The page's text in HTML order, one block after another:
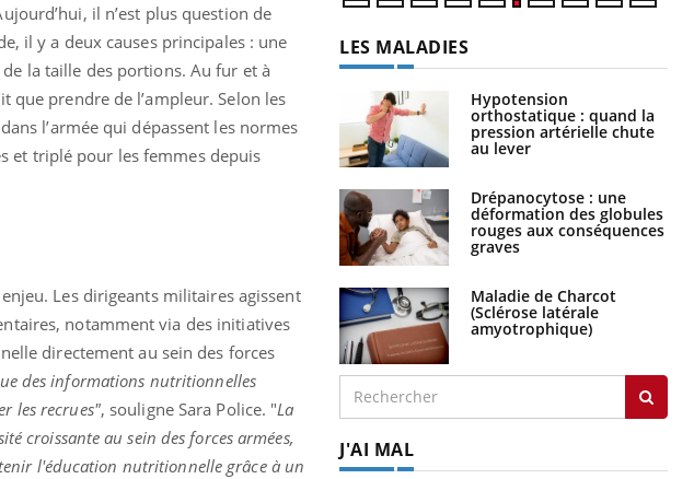
il n’est plus question de
il y a deux causes principales : une
la taille des portions. Au fur et à
que prendre de l’ampleur. Selon les
l’armée qui dépassent les normes
et triplé pour les femmes depuis
Les dirigeants militaires agissent
notamment via des initiatives
directement au sein des forces
des informations nutritionnelles
les recrues", souligne Sara Police. "La
croissante au sein des forces armées,
l'éducation nutritionnelle grâce à un
LES MALADIES
Hypotension
orthostatique : quand la
pression artérielle chute
au lever
Drépanocytose : une
déformation des globules
rouges aux conséquences
graves
Maladie de Charcot
(Sclérose latérale
amyotrophique)
J'AI MAL